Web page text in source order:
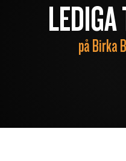
på Birka